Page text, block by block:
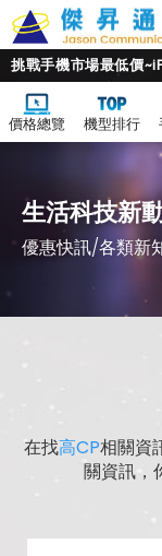
挑戰手機市場最低價
價格總覽 機型排行
生活科技新
優惠快訊/各類新
在找高CP相關資
關資訊，